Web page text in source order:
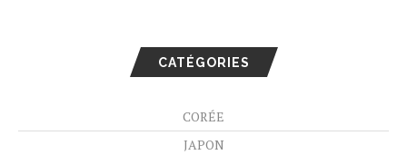
CATÉGORIES
CORÉE
JAPON